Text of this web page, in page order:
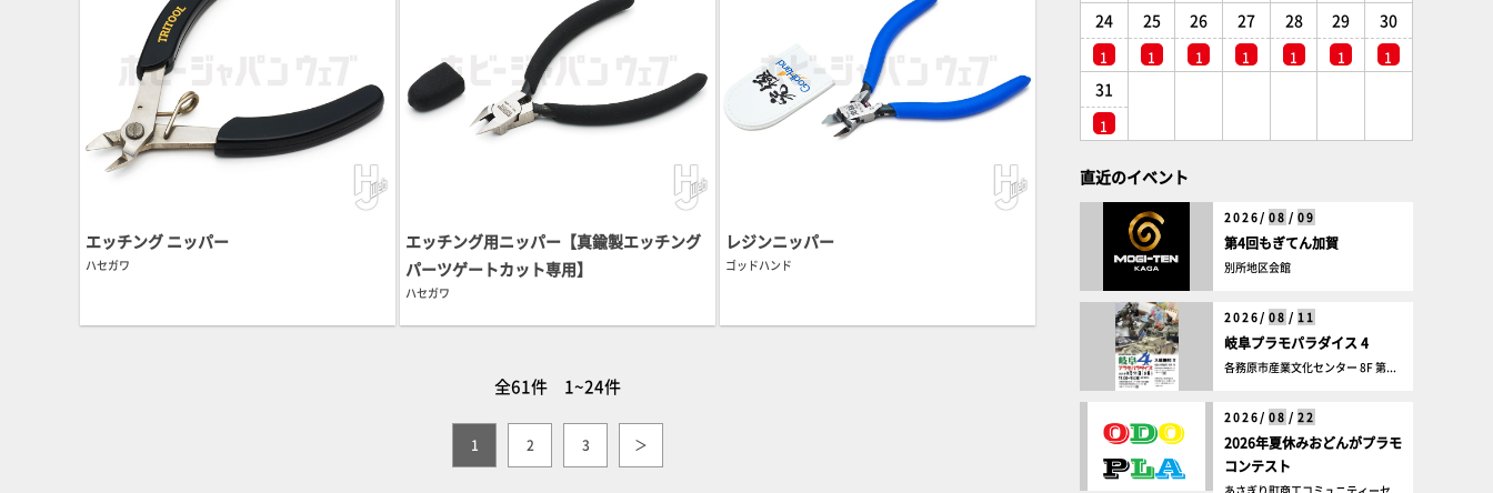
エッチング ニッパー
ハセガワ
エッチング用ニッパー【真鍮製エッチング
パーツゲートカット専用】
ハセガワ
レジンニッパー
ゴッドハンド
全61件 1~24件
1 2 3 ＞
24
1
25
1
26
1
27
1
28
1
29
1
30
1
31
1
直近のイベント
2026/ 08 / 09
第4回もぎてん加賀
別所地区会館
2026/ 08 / 11
岐阜プラモパラダイス 4
各務原市産業文化センター 8F 第...
2026/ 08 / 22
2026年夏休みおどんがプラモ
コンテスト